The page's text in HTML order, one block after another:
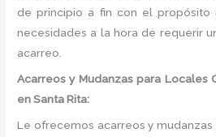
de principio a fin con el propósito
necesidades a la hora de requerir
acarreo.
Acarreos y Mudanzas para Locales
en Santa Rita:
Le ofrecemos acarreos y